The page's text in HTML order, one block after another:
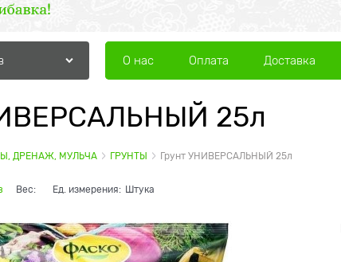
О нас Оплата Доставка
25л
ДРЕНАЖ, МУЛЬЧА ГРУНТЫ Грунт УНИВЕРСАЛЬНЫЙ 25л
Вес: Ед. измерения: Штука